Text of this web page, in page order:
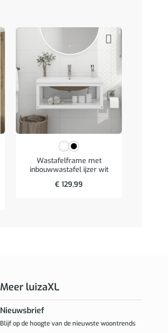
Wastafelframe met
inbouwwastafel ijzer wit
€ 129,99
Meer luizaXL
Nieuwsbrief
Blijf op de hoogte van de nieuwste woontrends